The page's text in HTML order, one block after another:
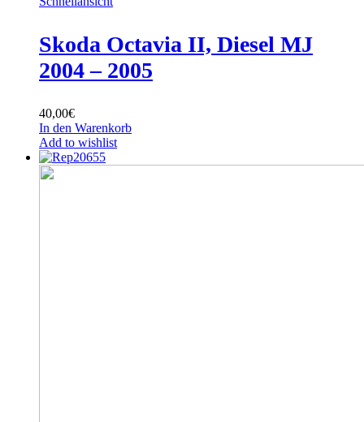
Skoda Octavia II, Diesel MJ
2004 – 2005
40,00€
In den Warenkorb
Add to wishlist